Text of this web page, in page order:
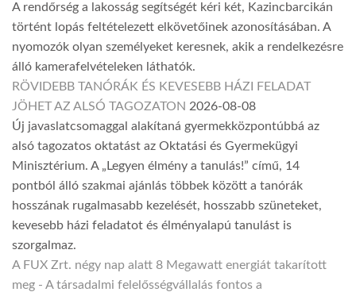
A rendőrség a lakosság segítségét kéri két, Kazincbarcikán
történt lopás feltételezett elkövetőinek azonosításában. A
nyomozók olyan személyeket keresnek, akik a rendelkezésre
álló kamerafelvételeken láthatók.
RÖVIDEBB TANÓRÁK ÉS KEVESEBB HÁZI FELADAT
JÖHET AZ ALSÓ TAGOZATON 2026-08-08
Új javaslatcsomaggal alakítaná gyermekközpontúbbá az
alsó tagozatos oktatást az Oktatási és Gyermekügyi
Minisztérium. A „Legyen élmény a tanulás!” című, 14
pontból álló szakmai ajánlás többek között a tanórák
hosszának rugalmasabb kezelését, hosszabb szüneteket,
kevesebb házi feladatot és élményalapú tanulást is
szorgalmaz.
A FUX Zrt. négy nap alatt 8 Megawatt energiát takarított
meg - A társadalmi felelősségvállalás fontos a